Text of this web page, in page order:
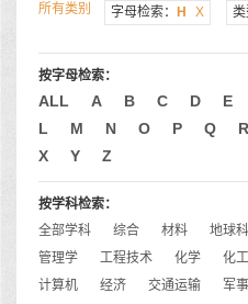
所有类别 字母检索： H X 类
按字母检索：
ALL A B C D E
L
M N O P Q R
X
Y Z
按学科检索：
全部学科
综合 材料 地球
管理学
工程技术 化学 化工
计算机
经济 交通运输 军